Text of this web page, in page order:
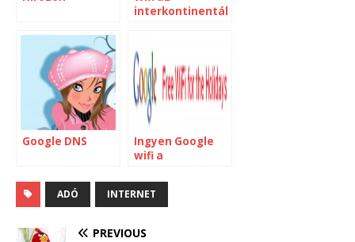
interkontinentál
Google DNS
Ingyen Google
wifi a
ADÓ INTERNET
PREVIOUS